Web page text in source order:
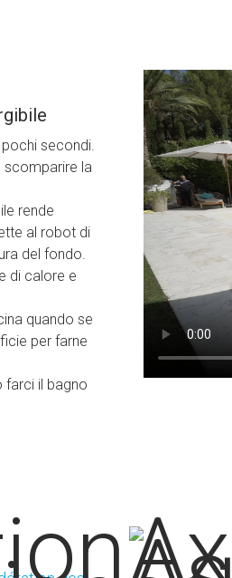
secondi.
scomparire la
rende
al robot di
del fondo.
di calore e
quando se
per farne
farci il bagno